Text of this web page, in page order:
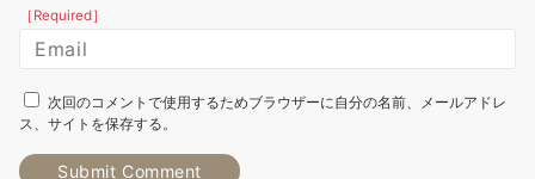
［Required］
次回のコメントで使用するためブラウザーに自分の名前、メールアドレ
ス、サイトを保存する。